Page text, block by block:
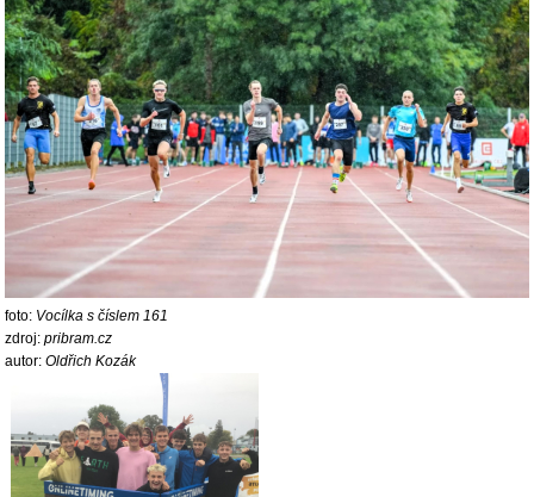
foto: Vocílka s číslem 161
zdroj: pribram.cz
autor: Oldřich Kozák